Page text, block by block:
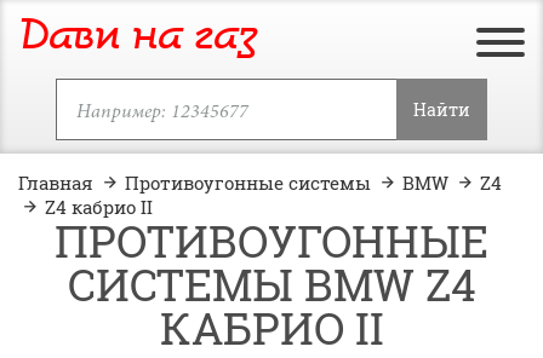
Дави на газ
Найти
Главная Противоугонные системы BMW
Z4
Z4 кабрио II
ПРОТИВОУГОННЫЕ
СИСТЕМЫ BMW Z4
КАБРИО II